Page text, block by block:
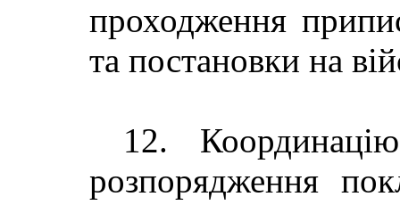
проходження
та постановки на
12.
розпорядження